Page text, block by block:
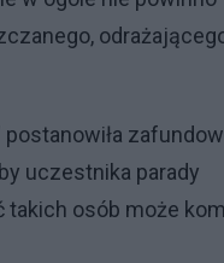
uczestnika parady
takich osób może